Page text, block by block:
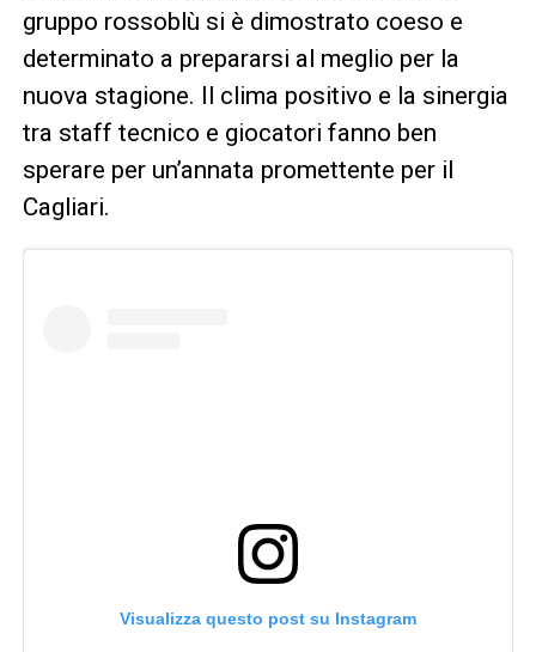
gruppo rossoblù si è dimostrato coeso e
determinato a prepararsi al meglio per la
nuova stagione. Il clima positivo e la sinergia
tra staff tecnico e giocatori fanno ben
sperare per un’annata promettente per il
Cagliari.
Visualizza questo post su Instagram